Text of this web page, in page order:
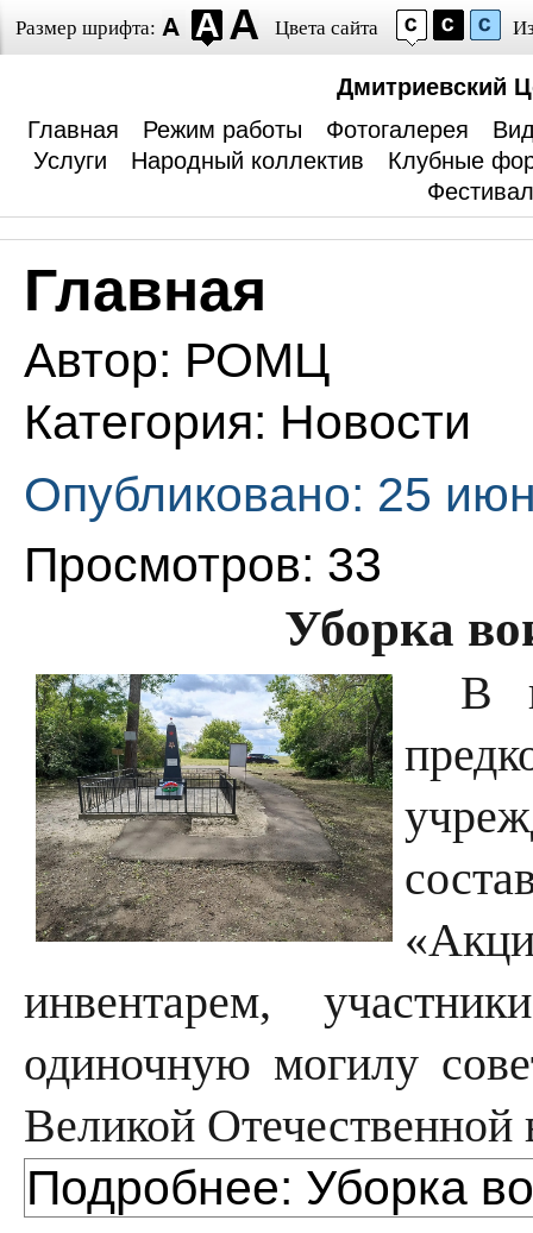
Размер шрифта: Цвета сайта
Дмитриевский
Главная
Режим работы Фотогалерея
Услуги
Народный коллектив
Клубные
Главная
Автор: РОМЦ
Категория: Новости
Опубликовано: 25
Просмотров: 33
Уборка
В
инвентарем,
одиночную могилу
Великой
Подробнее: Уборка